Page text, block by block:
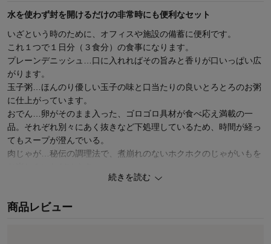
水を使わず封を開けるだけの非常時にも便利なセット
いざという時のために、オフィスや施設の備蓄に便利です。
これ１つで１日分（３食分）の食事になります。
プレーンデニッシュ…口に入れればその旨みと香りが口いっぱい広
がります。
玉子粥…ほんのり優しい玉子の味と口当たりの良いとろとろのお粥
に仕上がっています。
おでん…卵がそのまま入った、ゴロゴロ具材が食べ応え満載の一
品。それぞれ別々にあく抜きなど下処理しているため、時間が経っ
てもスープが澄んでいる。
肉じゃが…秘伝の調理法で、煮崩れのないホクホクのじゃがいもを
突然の災害時に備えた「イザメシ」は、ごはん、おかず、デザート
るため、災害時だけでなく様々なシーンでご利用いただけます。
続きを読む
商品レビュー